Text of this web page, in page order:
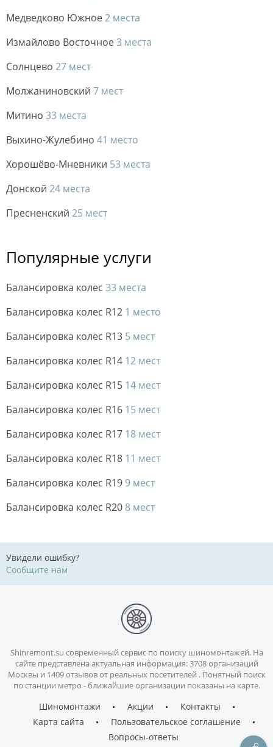
Медведково Южное 2 места
Измайлово Восточное 3 места
Солнцево 27 мест
Молжаниновский 7 мест
Митино 33 места
Выхино-Жулебино 41 место
Хорошёво-Мневники 53 места
Донской 24 места
Пресненский 25 мест
Популярные услуги
Балансировка колес 33 места
Балансировка колес R12 1 место
Балансировка колес R13 5 мест
Балансировка колес R14 12 мест
Балансировка колес R15 14 мест
Балансировка колес R16 15 мест
Балансировка колес R17 18 мест
Балансировка колес R18 11 мест
Балансировка колес R19 9 мест
Балансировка колес R20 8 мест
Увидели ошибку?
Сообщите нам
Shinremont.su современный сервис по поиску шиномонтажей. На
сайте представлена актуальная информация: 3708 организаций
Москвы и 1409 отзывов от реальных посетителей . Понятный поиск
по станции метро - ближайшие организации показаны на карте.
Шиномонтажи Акции
Контакты
Карта сайта
Пользовательское соглашение
Вопросы-ответы